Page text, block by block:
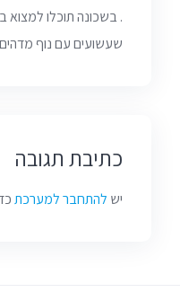
. בשכונה תוכלו למצוא
שעשועים עם נוף
כתיבת תגובה
יש להתחבר למערכת